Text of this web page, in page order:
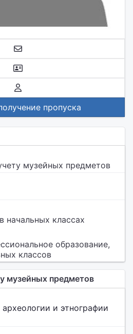
пропуска
музейных предметов
начальных классах
образование,
классов
музейных предметов
и этнографии